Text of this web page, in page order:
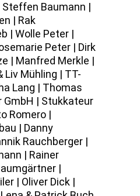
Steffen Baumann |
| Rak
| Wolle Peter |
Peter | Dirk
| Manfred Merkle |
Liv Mühling | TT-
Lang | Thomas
GmbH | Stukkateur
Romero |
| Danny
Rauchberger |
| Rainer
|
| Oliver Dick |